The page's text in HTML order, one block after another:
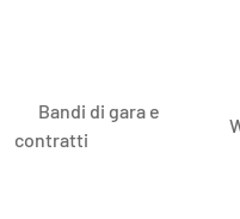
Bandi di gara e
contratti